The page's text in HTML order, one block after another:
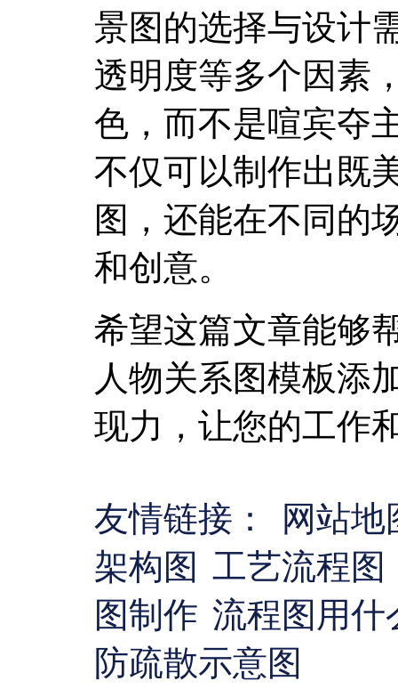
景图的选择与设计
透明度等多个因素
色，而不是喧宾夺
不仅可以制作出既
图，还能在不同的
和创意。
希望这篇文章能够
人物关系图模板添
现力，让您的工作
友情链接：
网站
架构图 工艺流程图
图制作 流程图用
防疏散示意图